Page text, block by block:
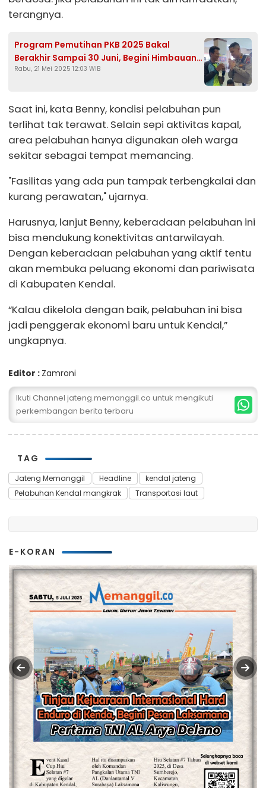
terangnya.
Program Pemutihan PKB 2025 Bakal
Berakhir Sampai 30 Juni, Begini Himbauan
Satlantas Polres Kendal
Rabu, 21 Mei 2025 12:03 WIB
Saat ini, kata Benny, kondisi pelabuhan pun
terlihat tak terawat. Selain sepi aktivitas kapal,
area pelabuhan hanya digunakan oleh warga
sekitar sebagai tempat memancing.
"Fasilitas yang ada pun tampak terbengkalai dan
kurang perawatan," ujarnya.
Harusnya, lanjut Benny, keberadaan pelabuhan ini
bisa mendukung konektivitas antarwilayah.
Dengan keberadaan pelabuhan yang aktif tentu
akan membuka peluang ekonomi dan pariwisata
di Kabupaten Kendal.
“Kalau dikelola dengan baik, pelabuhan ini bisa
jadi penggerak ekonomi baru untuk Kendal,”
ungkapnya.
Editor : Zamroni
Ikuti Channel jateng.memanggil.co untuk mengikuti
perkembangan berita terbaru
TAG
Jateng Memanggil Headline
kendal jateng
Pelabuhan Kendal mangkrak
Transportasi laut
E-KORAN